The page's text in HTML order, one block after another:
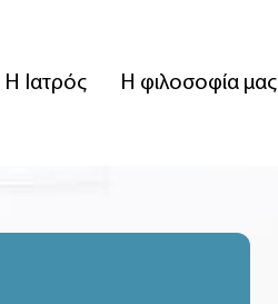
Η Ιατρός Η φιλοσοφία μας